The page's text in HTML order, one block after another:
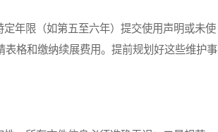
年限（如第五至六年）提交使用声明或未使
格和缴纳续展费用。提前规划好这些维护事